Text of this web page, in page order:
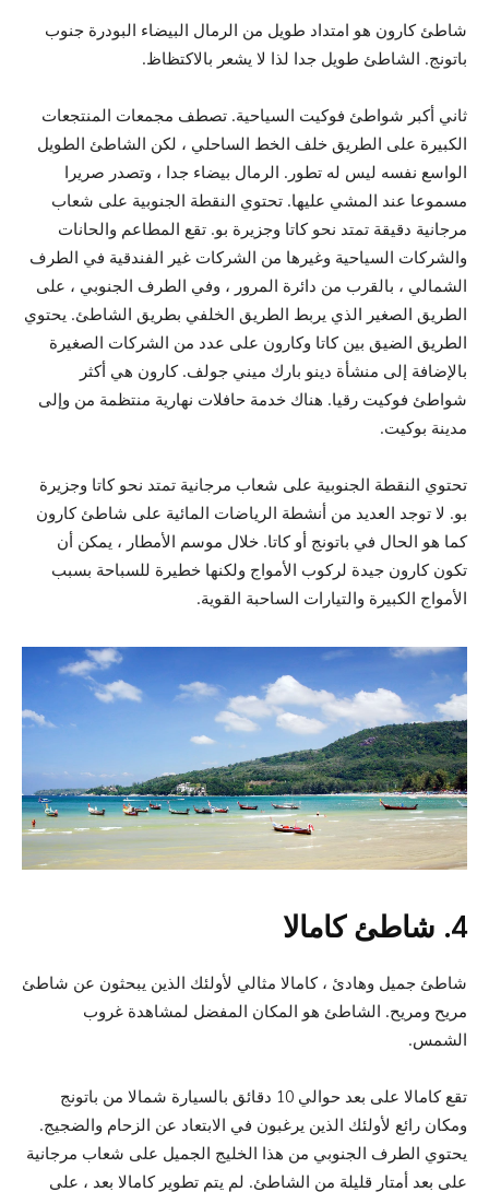
شاطئ كارون هو امتداد طويل من الرمال البيضاء البودرة جنوب
باتونج. الشاطئ طويل جدا لذا لا يشعر بالاكتظاظ.
ثاني أكبر شواطئ فوكيت السياحية. تصطف مجمعات المنتجعات
الكبيرة على الطريق خلف الخط الساحلي ، لكن الشاطئ الطويل
الواسع نفسه ليس له تطور. الرمال بيضاء جدا ، وتصدر صريرا
مسموعا عند المشي عليها. تحتوي النقطة الجنوبية على شعاب
مرجانية دقيقة تمتد نحو كاتا وجزيرة بو. تقع المطاعم والحانات
والشركات السياحية وغيرها من الشركات غير الفندقية في الطرف
الشمالي ، بالقرب من دائرة المرور ، وفي الطرف الجنوبي ، على
الطريق الصغير الذي يربط الطريق الخلفي بطريق الشاطئ. يحتوي
الطريق الضيق بين كاتا وكارون على عدد من الشركات الصغيرة
بالإضافة إلى منشأة دينو بارك ميني جولف. كارون هي أكثر
شواطئ فوكيت رقيا. هناك خدمة حافلات نهارية منتظمة من وإلى
مدينة بوكيت.
تحتوي النقطة الجنوبية على شعاب مرجانية تمتد نحو كاتا وجزيرة
بو. لا توجد العديد من أنشطة الرياضات المائية على شاطئ كارون
كما هو الحال في باتونج أو كاتا. خلال موسم الأمطار ، يمكن أن
تكون كارون جيدة لركوب الأمواج ولكنها خطيرة للسباحة بسبب
الأمواج الكبيرة والتيارات الساحبة القوية.
4. شاطئ كامالا
شاطئ جميل وهادئ ، كامالا مثالي لأولئك الذين يبحثون عن شاطئ
مريح ومريح. الشاطئ هو المكان المفضل لمشاهدة غروب
الشمس.
تقع كامالا على بعد حوالي 10 دقائق بالسيارة شمالا من باتونج
ومكان رائع لأولئك الذين يرغبون في الابتعاد عن الزحام والضجيج.
يحتوي الطرف الجنوبي من هذا الخليج الجميل على شعاب مرجانية
على بعد أمتار قليلة من الشاطئ. لم يتم تطوير كامالا بعد ، على